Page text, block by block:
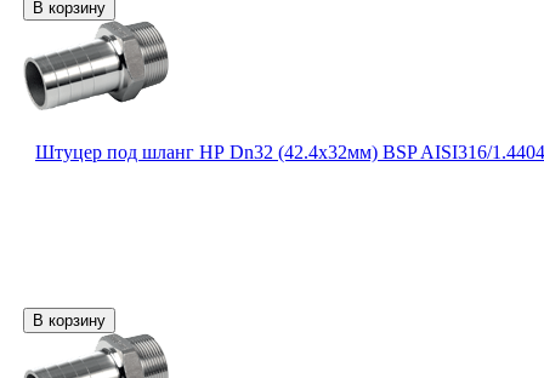
Штуцер под шланг НР Dn32 (42.4х32мм) BSP AISI316/1.4404